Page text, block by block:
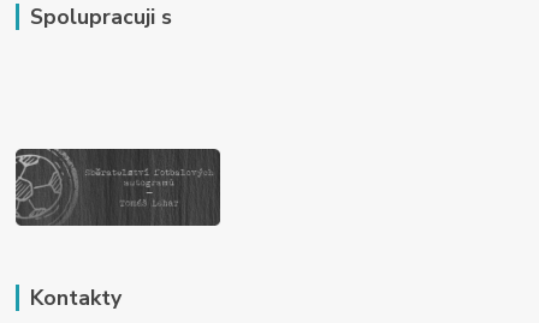
Spolupracuji s
Kontakty